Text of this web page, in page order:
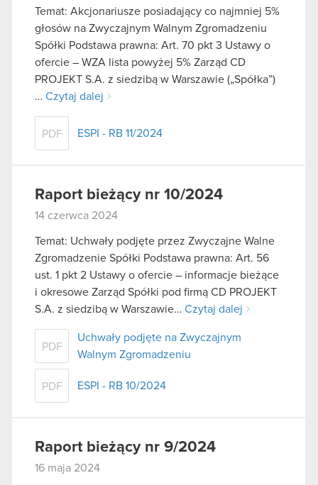
Temat: Akcjonariusze posiadający co najmniej 5%
głosów na Zwyczajnym Walnym Zgromadzeniu
Spółki Podstawa prawna: Art. 70 pkt 3 Ustawy o
ofercie – WZA lista powyżej 5% Zarząd CD
PROJEKT S.A. z siedzibą w Warszawie („Spółka”)
… Czytaj dalej
PDF ESPI - RB 11/2024
Raport bieżący nr 10/2024
14 czerwca 2024
Temat: Uchwały podjęte przez Zwyczajne Walne
Zgromadzenie Spółki Podstawa prawna: Art. 56
ust. 1 pkt 2 Ustawy o ofercie – informacje bieżące
i okresowe Zarząd Spółki pod firmą CD PROJEKT
S.A. z siedzibą w Warszawie… Czytaj dalej
PDF
Uchwały podjęte na Zwyczajnym
Walnym Zgromadzeniu
PDF ESPI - RB 10/2024
Raport bieżący nr 9/2024
16 maja 2024